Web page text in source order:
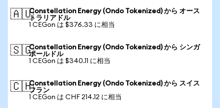
🇦🇺Constellation Energy (Ondo Tokenized) から オース
トラリアドル
1 CEGon は $376.33 に相当
🇸🇬Constellation Energy (Ondo Tokenized) から シンガ
ポールドル
1 CEGon は $340.11 に相当
🇨🇭Constellation Energy (Ondo Tokenized) から スイス
フラン
1 CEGon は CHF 214.12 に相当